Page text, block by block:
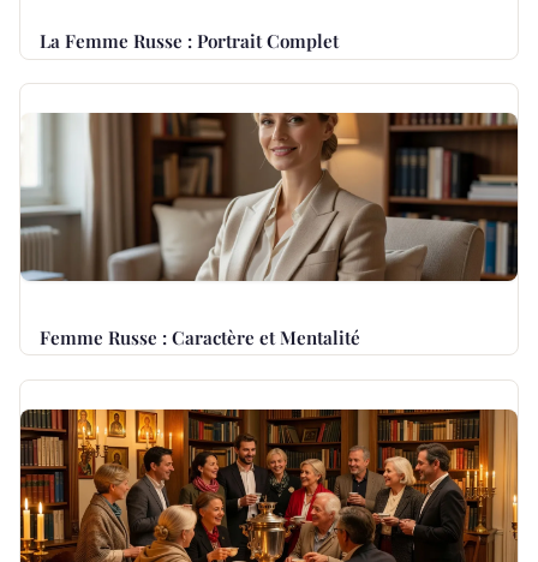
La Femme Russe : Portrait Complet
Femme Russe : Caractère et Mentalité